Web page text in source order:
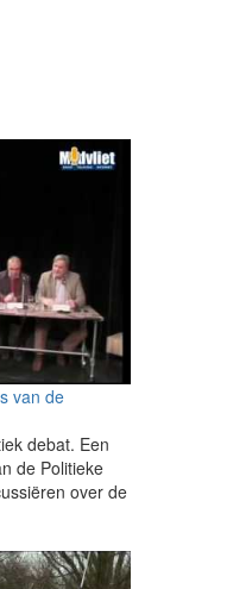
van de
debat. Een
de Politieke
over de